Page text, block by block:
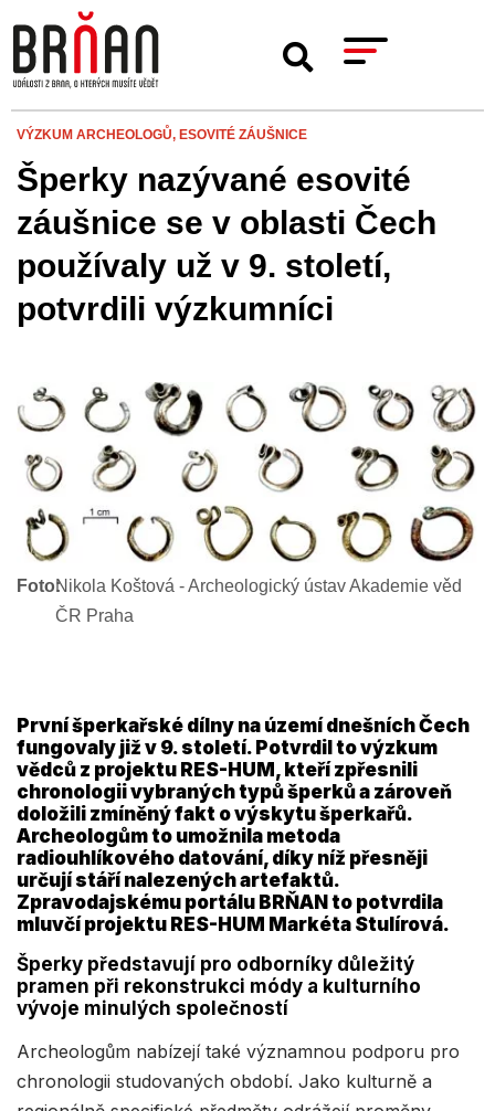
VÝZKUM ARCHEOLOGŮ, ESOVITÉ ZÁUŠNICE
Šperky nazývané esovité
záušnice se v oblasti Čech
používaly už v 9. století,
potvrdili výzkumníci
Foto:Nikola Koštová - Archeologický ústav Akademie věd
ČR Praha
První šperkařské dílny na území dnešních Čech
fungovaly již v 9. století. Potvrdil to výzkum
vědců z projektu RES-HUM, kteří zpřesnili
chronologii vybraných typů šperků a zároveň
doložili zmíněný fakt o výskytu šperkařů.
Archeologům to umožnila metoda
radiouhlíkového datování, díky níž přesněji
určují stáří nalezených artefaktů.
Zpravodajskému portálu BRŇAN to potvrdila
mluvčí projektu RES-HUM Markéta Stulírová.
Šperky představují pro odborníky důležitý
pramen při rekonstrukci módy a kulturního
vývoje minulých společností
Archeologům nabízejí také významnou podporu pro
chronologii studovaných období. Jako kulturně a